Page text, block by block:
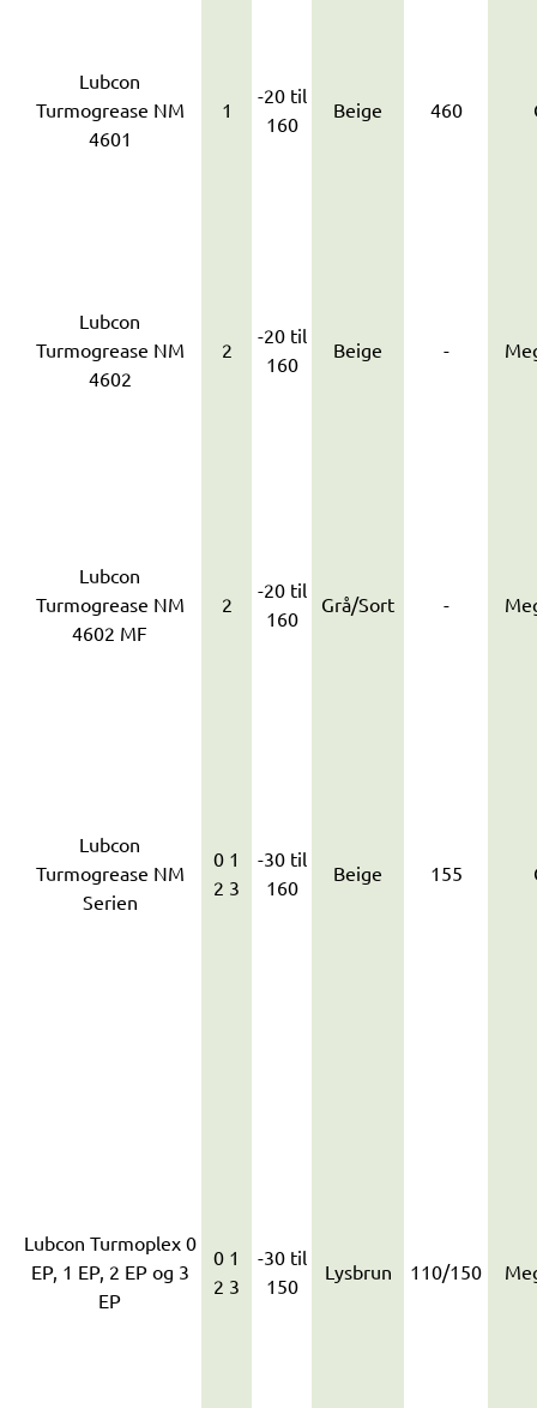
Lubcon
Turmogrease NM
4601
1
-20 til
160
Beige 460
Lubcon
Turmogrease NM
4602
2
-20 til
160
Beige -
Lubcon
Turmogrease NM
4602 MF
2
-20 til
160
Grå/Sort -
Lubcon
Turmogrease NM
Serien
0 1
2 3
-30 til
160
Beige 155
Lubcon Turmoplex 0
EP, 1 EP, 2 EP og 3
EP
0 1
2 3
-30 til
150
Lysbrun 110/150